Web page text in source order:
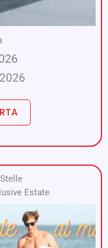
Estate